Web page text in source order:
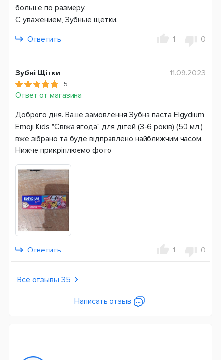
больше по размеру.
С уважением, Зубные щетки.
Ответить
1 0
Зубні Щітки
5
Ответ от магазина
11.09.2023
Доброго дня. Ваше замовлення Зубна паста Elgydium
Emoji Kids "Свіжа ягода" для дітей (3-6 років) (50 мл.)
вже зібрано та буде відправлено найближчим часом.
Нижче прикріплюємо фото
Ответить 1 0
Все отзывы 35
Написать отзыв